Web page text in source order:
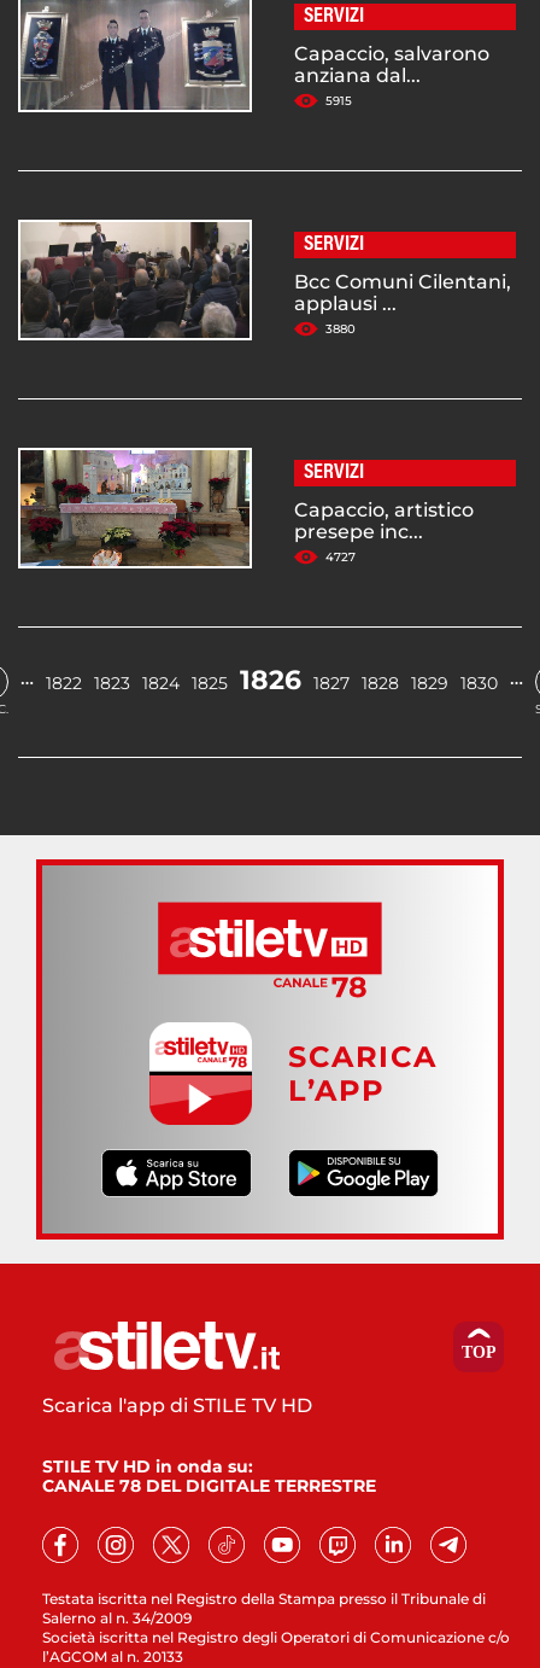
SERVIZI
Capaccio, salvarono
anziana dal...
5915
SERVIZI
Bcc Comuni Cilentani,
applausi ...
3880
SERVIZI
Capaccio, artistico
presepe inc...
4727
… 1822 1823 1824 1825 1826 1827 1828 1829 1830 …
SCARICA
L’APP
Testata iscritta nel Registro della Stampa presso il Tribunale di
Salerno al n. 34/2009
Società iscritta nel Registro degli Operatori di Comunicazione c/o
l’AGCOM al n. 20133
Scarica l'app di STILE TV HD
STILE TV HD in onda su:
CANALE 78 DEL DIGITALE TERRESTRE